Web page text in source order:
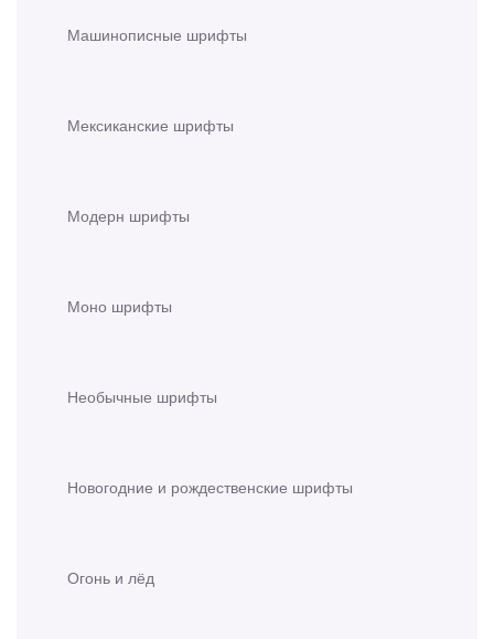
Машинописные шрифты
Мексиканские шрифты
Модерн шрифты
Моно шрифты
Необычные шрифты
Новогодние и рождественские шрифты
Огонь и лёд